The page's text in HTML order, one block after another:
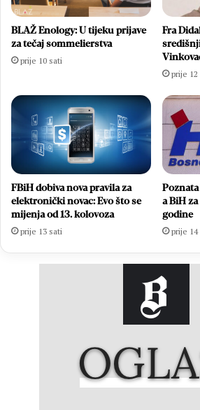
BLAŽ Enology: U tijeku prijave
za tečaj sommelierstva
prije 10 sati
Fra
prije 12
FBiH dobiva nova pravila za
elektronički novac: Evo što se
mijenja od 13. kolovoza
prije 13 sati
a BiH
godine
prije 14